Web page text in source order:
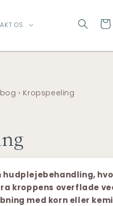
OS
› Kropspeeling
hudplejebehandling,
kroppens overflade
med korn eller